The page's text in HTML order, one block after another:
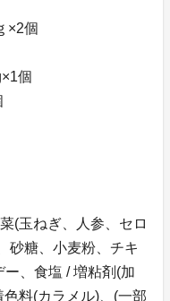
×2個
個
(玉ねぎ、人参、セロ
砂糖、小麦粉、チキ
、食塩 / 増粘剤(加
料(カラメル)、(一部